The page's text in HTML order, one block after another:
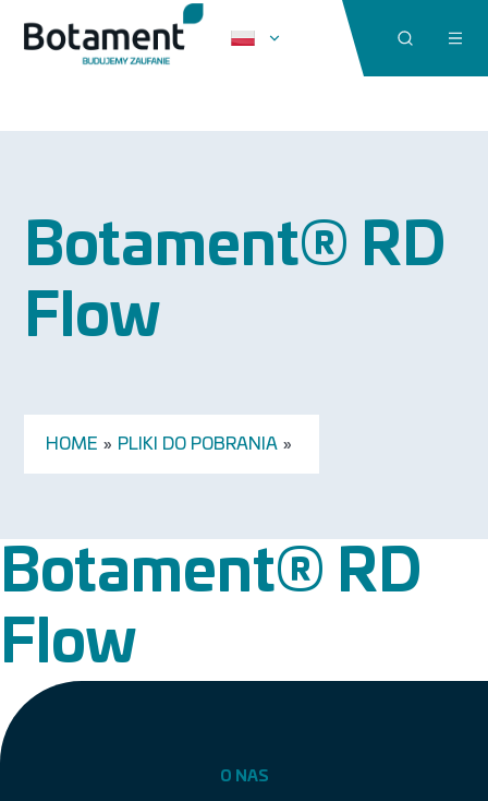
Botament® RD
Flow
HOME » PLIKI DO POBRANIA »
Botament® RD
Flow
O NAS